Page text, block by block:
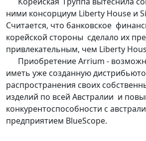
ними консорциум Liberty House и
Считается, что банковское
корейской стороны сделало их
привлекательным, чем Liberty
Приобретение Arrium -
иметь уже созданную
распространения своих
изделий по всей Австралии и
конкурентоспособности с
предприятием BlueScope.